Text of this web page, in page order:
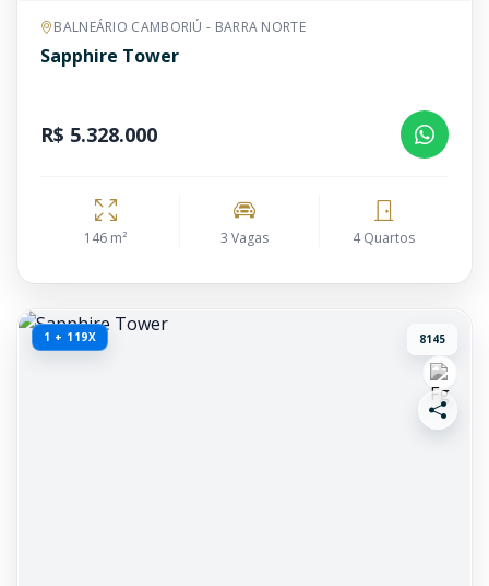
BALNEÁRIO CAMBORIÚ - BARRA NORTE
Sapphire Tower
R$ 5.328.000
146 m² 3 Vagas 4 Quartos
1 + 119X 8145